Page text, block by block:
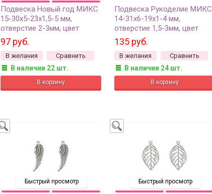
Подвеска Новый год МИКС
15-30х5-23х1,5-5 мм,
отверстие 2-3мм, цвет
античное серебро, сплав
металлов, 22-312, 10г (около
5-8шт)
97 руб.
В желания Сравнить
В наличии 22 шт.
Подвеска Рукоделие МИКС
14-31х6-19х1-4 мм,
отверстие 1,5-3мм, цвет
античное серебро, сплав
металлов, 22-316, 6шт
135 руб.
В желания Сравнить
В наличии 24 шт.
Быстрый просмотр Быстрый просмотр